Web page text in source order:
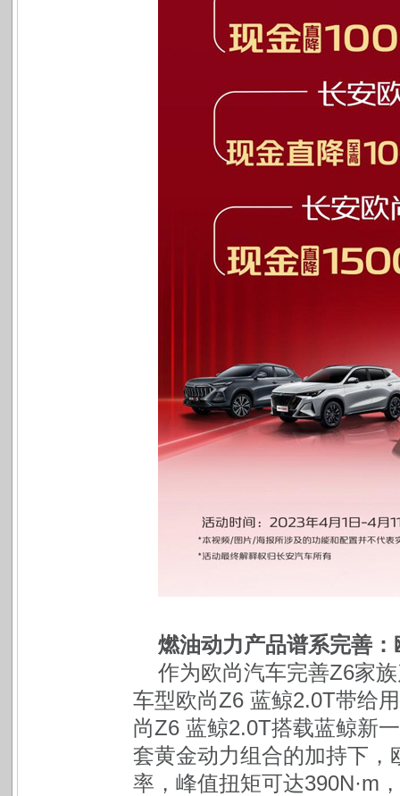
燃油动力产品谱系完善
作为欧尚汽车完善Z6家
车型欧尚Z6 蓝鲸2.0T带给
尚Z6 蓝鲸2.0T搭载蓝鲸新
套黄金动力组合的加持下
率，峰值扭矩可达390N·m